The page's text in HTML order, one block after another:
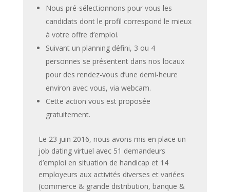
Nous pré-sélectionnons pour vous les
candidats dont le profil correspond le mieux
à votre offre d’emploi.
Suivant un planning défini, 3 ou 4
personnes se présentent dans nos locaux
pour des rendez-vous d’une demi-heure
environ avec vous, via webcam.
Cette action vous est proposée
gratuitement.
Le 23 juin 2016, nous avons mis en place un
job dating virtuel avec 51 demandeurs
d’emploi en situation de handicap et 14
employeurs aux activités diverses et variées
(commerce & grande distribution, banque &